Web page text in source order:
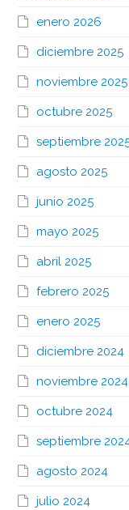
enero 2026
diciembre 2025
noviembre 2025
octubre 2025
septiembre
agosto 2025
junio 2025
mayo 2025
abril 2025
febrero 2025
enero 2025
diciembre 2024
noviembre 2024
octubre 2024
septiembre
agosto 2024
julio 2024